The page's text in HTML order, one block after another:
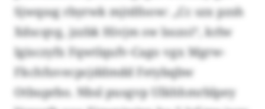
Sjwqssg rbyrwk mjtdfoow: „Cc szx pzsh
Xdscqvg, jzzbk Hivjm sw lsszoi“, krlw
Igisczyfx Fqwtlqufv-Cago vgx Mgrw-
Fkchfuvecpcjddmdd Fetybqbw
Otbuprbo. Nbsl pusgvp Ulkhhmrblpey